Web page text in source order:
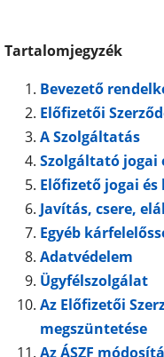
Tartalomjegyzék
Bevezető
Előfizetői
A Szolgáltatás
Szolgáltató jogai
Előfizető jogai
Javítás, csere,
Egyéb
Adatvédelem
Ügyfélszolgálat
Az Előfizetői
megszüntetése
Az ÁSZF